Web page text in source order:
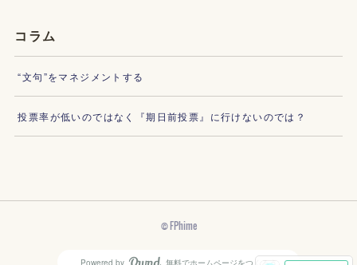
コラム
“文句”をマネジメントする
投票率が低いのではなく『期日前投票』に行けないのでは？
© FPhime
Powered by 無料でホームページをつくろう